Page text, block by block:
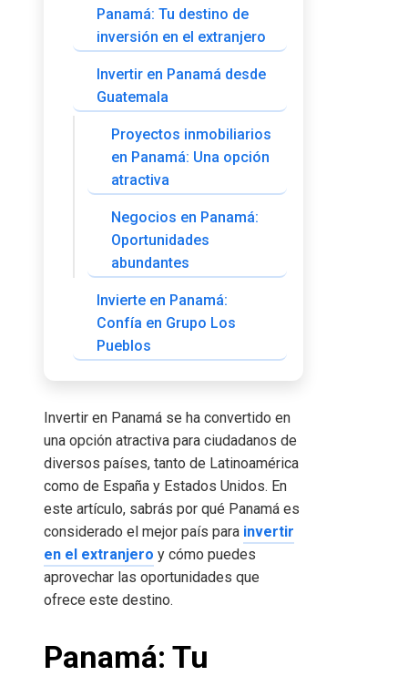
Panamá: Tu destino de
inversión en el extranjero
Invertir en Panamá desde
Guatemala
Proyectos inmobiliarios
en Panamá: Una opción
atractiva
Negocios en Panamá:
Oportunidades
abundantes
Invierte en Panamá:
Confía en Grupo Los
Pueblos
Invertir en Panamá se ha convertido en
una opción atractiva para ciudadanos de
diversos países, tanto de Latinoamérica
como de España y Estados Unidos. En
este artículo, sabrás por qué Panamá es
considerado el mejor país para invertir
en el extranjero y cómo puedes
aprovechar las oportunidades que
ofrece este destino.
Panamá: Tu